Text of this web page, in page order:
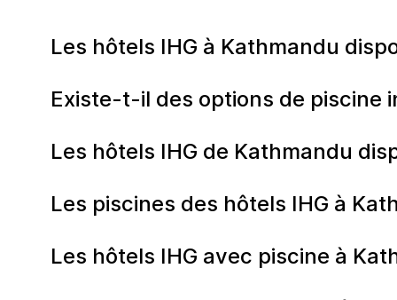
Les hôtels IHG à Kathmandu
Existe-t-il des options de piscine
Les hôtels IHG de Kathmandu
Les piscines des hôtels IHG à
Les hôtels IHG avec piscine à